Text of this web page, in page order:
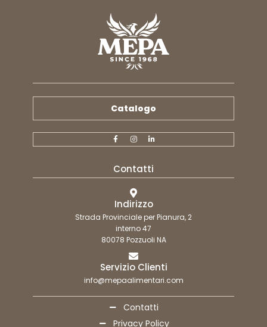
Catalogo
Contatti
Indirizzo
Strada Provinciale per Pianura, 2
interno 47
80078 Pozzuoli NA
Servizio Clienti
info@mepaalimentari.com
Contatti
Privacy Policy